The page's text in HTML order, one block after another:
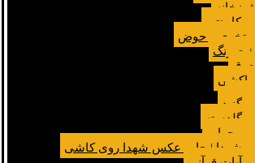
کابینتی
و حوض
رنگ
گنبد
گلدسته
محراب
شهدا | چاپ عکس شهدا روی کاشی